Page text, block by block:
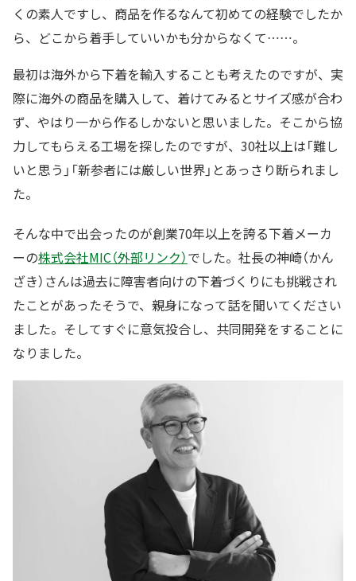
くの素人ですし、商品を作るなんて初めての経験でしたか
ら、どこから着手していいかも分からなくて……。
最初は海外から下着を輸入することも考えたのですが、実
際に海外の商品を購入して、着けてみるとサイズ感が合わ
ず、やはり一から作るしかないと思いました。そこから協
力してもらえる工場を探したのですが、30社以上は「難し
いと思う」「新参者には厳しい世界」とあっさり断られまし
た。
そんな中で出会ったのが創業70年以上を誇る下着メーカ
ーの株式会社MIC（外部リンク）でした。社長の神崎（かん
ざき）さんは過去に障害者向けの下着づくりにも挑戦され
たことがあったそうで、親身になって話を聞いてください
ました。そしてすぐに意気投合し、共同開発をすることに
なりました。